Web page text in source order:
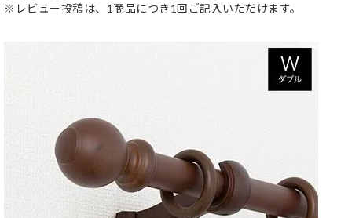
※レビュー投稿は、1商品につき1回ご記入いただけます。